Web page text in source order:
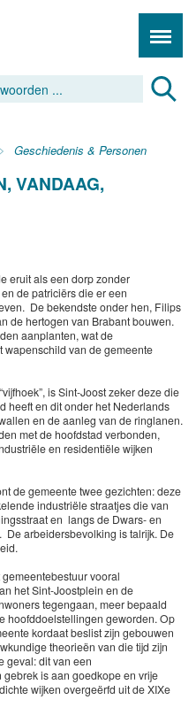
Geschiedenis & Personen
VANDAAG,
eruit als een dorp zonder
de patriciërs die er een
De bekendste onder hen, Filips
de hertogen van Brabant bouwen.
aanplanten, wat de
van de gemeente
is Sint-Joost zeker deze die
heeft en dit onder het Nederlands
en de aanleg van de ringlanen.
met de hoofdstad verbonden,
en residentiële wijken
de gemeente twee gezichten: deze
industriële straatjes die van
en langs de Dwars- en
De arbeidersbevolking is talrijk. De
vooral
het Sint-Joostplein en de
tegengaan, meer bepaald
hoofddoelstellingen geworden. Op
kordaat beslist zijn gebouwen
theorieën van die tijd zijn
geval: dit van een
is aan goedkope en vrije
wijken overgeërfd uit de XIXe